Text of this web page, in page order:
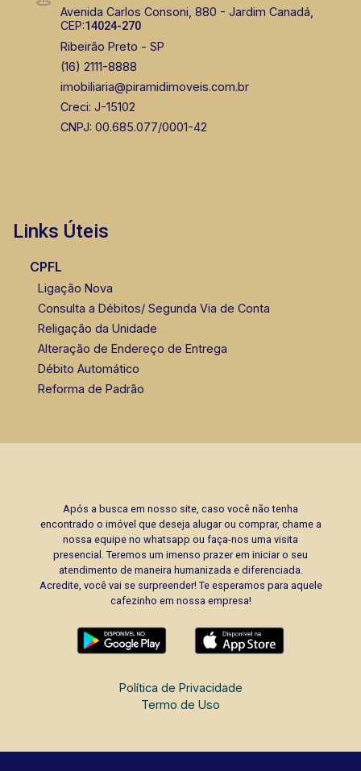
Avenida Carlos Consoni, 880 - Jardim Canadá,
CEP:14024-270
Ribeirão Preto - SP
(16) 2111-8888
imobiliaria@piramidimoveis.com.br
Creci: J-15102
CNPJ: 00.685.077/0001-42
Links Úteis
CPFL
Ligação Nova
Consulta a Débitos/ Segunda Via de Conta
Religação da Unidade
Alteração de Endereço de Entrega
Débito Automático
Reforma de Padrão
Após a busca em nosso site, caso você não tenha
encontrado o imóvel que deseja alugar ou comprar, chame a
nossa equipe no whatsapp ou faça-nos uma visita
presencial. Teremos um imenso prazer em iniciar o seu
atendimento de maneira humanizada e diferenciada.
Acredite, você vai se surpreender! Te esperamos para aquele
cafezinho em nossa empresa!
Política de Privacidade
Termo de Uso